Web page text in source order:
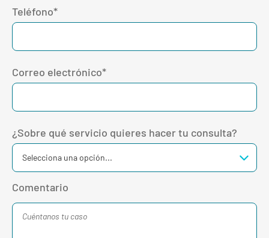
Teléfono*
Correo electrónico*
¿Sobre qué servicio quieres hacer tu consulta?
Comentario